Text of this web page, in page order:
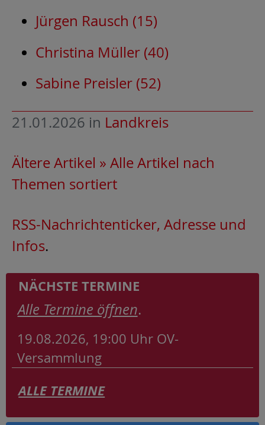
Jürgen Rausch (15)
Christina Müller (40)
Sabine Preisler (52)
21.01.2026 in Landkreis
Ältere Artikel » Alle Artikel nach
Themen sortiert
RSS-Nachrichtenticker, Adresse und
Infos.
NÄCHSTE TERMINE
Alle Termine öffnen.
19.08.2026, 19:00 Uhr OV-
Versammlung
ALLE TERMINE